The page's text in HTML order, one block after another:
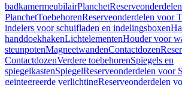
badkamermeubilairPlanchet
PlanchetToebehorenReserveonderdelen voor
indelers voor schuifladen en indelingsboxen
handdoekhakenLichtelementenHouder voor
steunpotenMagneetwandenContactdozen
ContactdozenVerdere toebehorenSpiegels en
spiegelkastenSpiegelReserveonderdelen voor
geïntegreerde verlichtingReserveonderdelen